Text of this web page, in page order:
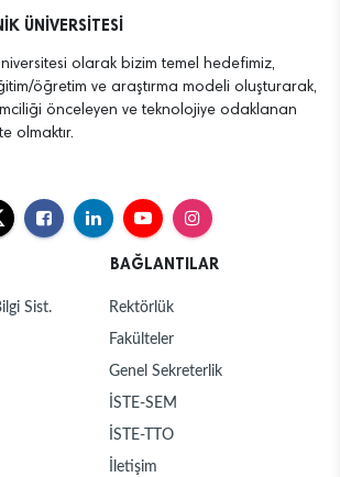
ÜNİVERSİTESİ
olarak bizim temel hedefimiz,
öğretim ve araştırma modeli oluşturarak,
önceleyen ve teknolojiye odaklanan
olmaktır.
Sist.
BAĞLANTILAR
Rektörlük
Fakülteler
Genel Sekreterlik
İSTE-SEM
İSTE-TTO
İletişim